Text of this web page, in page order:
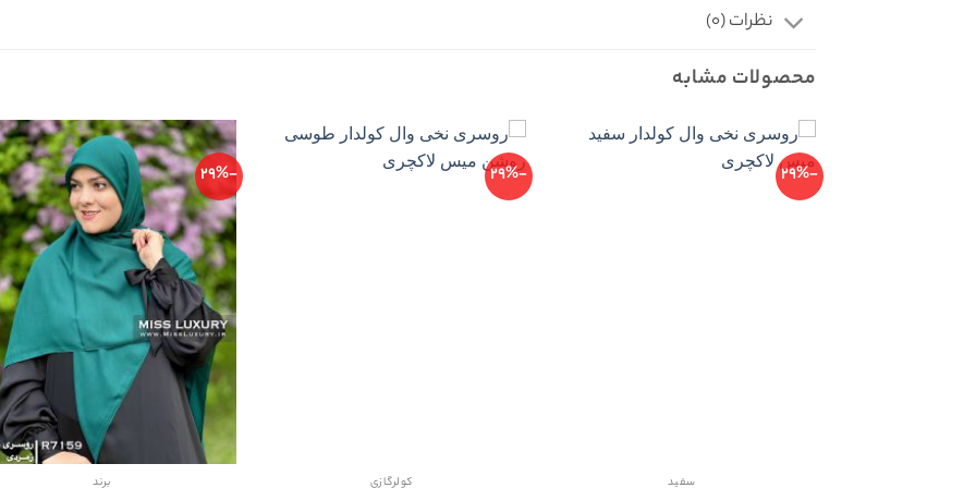
نظرات (0)
محصولات مشابه
-29%
سفید
-29%
کولرگازی
-29%
برند